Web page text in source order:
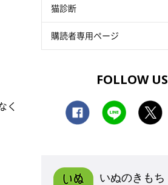
く
猫診断
購読者専用ページ
FOLLOW US
いぬのきもち